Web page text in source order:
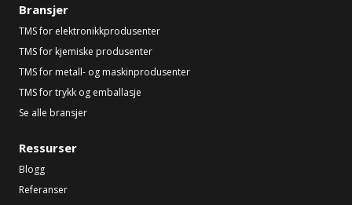
Bransjer
TMS for elektronikkprodusenter
TMS for kjemiske produsenter
TMS for metall- og maskinprodusenter
TMS for trykk og emballasje
Se alle bransjer
Ressurser
Blogg
Referanser